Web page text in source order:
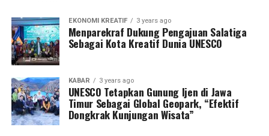
EKONOMI KREATIF 3 years ago
Menparekraf Dukung Pengajuan Salatiga
Sebagai Kota Kreatif Dunia UNESCO
KABAR 3 years ago
UNESCO Tetapkan Gunung Ijen di Jawa
Timur Sebagai Global Geopark, “Efektif
Dongkrak Kunjungan Wisata”